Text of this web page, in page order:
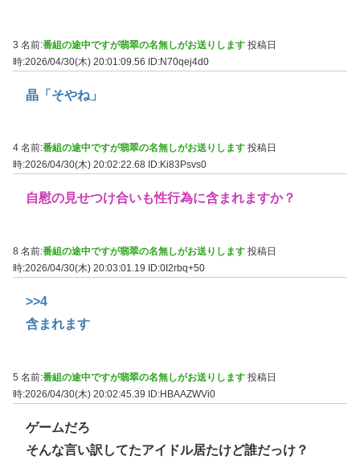
3 名前:番組の途中ですが翡翠の名無しがお送りします 投稿日
時:2026/04/30(木) 20:01:09.56 ID:N70qej4d0
晶「そやね」
4 名前:番組の途中ですが翡翠の名無しがお送りします 投稿日
時:2026/04/30(木) 20:02:22.68 ID:Ki83Psvs0
自慰の見せつけ合いも性行為に含まれますか？
8 名前:番組の途中ですが翡翠の名無しがお送りします 投稿日
時:2026/04/30(木) 20:03:01.19
ID:0I2rbq+50
>>4
含まれます
5 名前:番組の途中ですが翡翠の名無しがお送りします 投稿日
時:2026/04/30(木) 20:02:45.39 ID:HBAAZWVi0
ゲームだろ
そんな言い訳してたアイドル居たけど誰だっけ？